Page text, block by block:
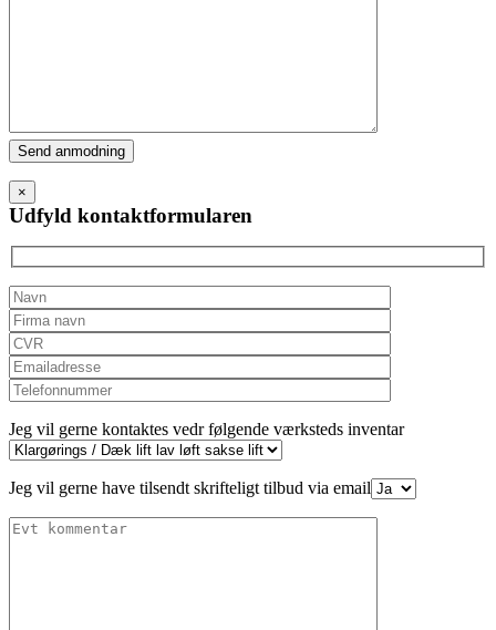
Please
leave
this
field
empty.
×
Udfyld kontaktformularen
Jeg vil gerne kontaktes vedr følgende værksteds inventar
Jeg vil gerne have tilsendt skrifteligt tilbud via email